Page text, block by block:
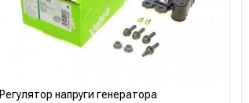
Регулятор напруги генератора